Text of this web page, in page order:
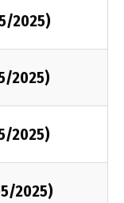
2025)
2025)
2025)
2025)